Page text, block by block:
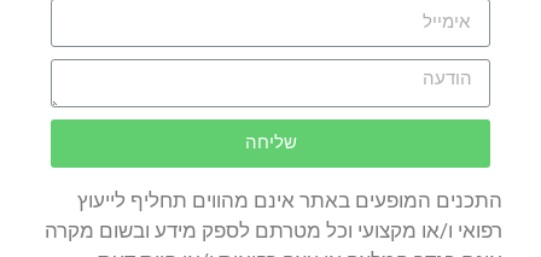
שליחה
התכנים המופעים באתר אינם מהווים תחליף לייעוץ
רפואי ו/או מקצועי וכל מטרתם לספק מידע ובשום מקרה